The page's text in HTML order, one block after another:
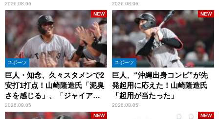
2026.08.06 2026.08.06
スポーツ
巨人・知念、久々スタメンで2
安打1打点！山崎隆造氏「泥臭
さを感じる」、「ジャイアン
ツには少ないタイプ」
2026.08.05
NEW
スポーツ
巨人、“沖縄出身コンビ”が先
発起用に応えた！山崎隆造氏
「起用が当たった」
2026.08.05
NEW
NEW NEW